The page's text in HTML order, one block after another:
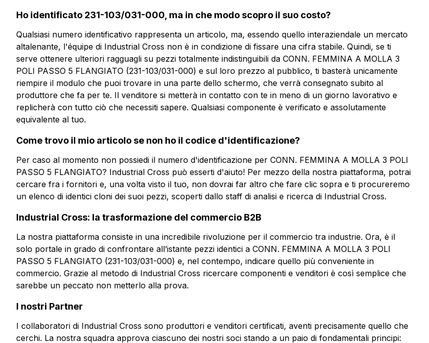
Consenso obbligatorio
Consenso profilazione
Scheda tecnica
Consenso obbligatorio
Consenso profilazione
Ho identificato 231-103/031-000, ma in che modo scopro il suo costo?
Qualsiasi numero identificativo rappresenta un articolo, ma, essendo quello interaziendale un mercato
altalenante, l'équipe di Industrial Cross non è in condizione di fissare una cifra stabile. Quindi, se ti
serve ottenere ulteriori ragguagli su pezzi totalmente indistinguibili da CONN. FEMMINA A MOLLA 3
POLI PASSO 5 FLANGIATO (231-103/031-000) e sul loro prezzo al pubblico, ti basterà unicamente
riempire il modulo che puoi trovare in una parte dello schermo, che verrà consegnato subito al
produttore che fa per te. Il venditore si metterà in contatto con te in meno di un giorno lavorativo e
replicherà con tutto ciò che necessiti sapere. Qualsiasi componente è verificato e assolutamente
equivalente al tuo.
Come trovo il mio articolo se non ho il codice d'identificazione?
Per caso al momento non possiedi il numero d'identificazione per CONN. FEMMINA A MOLLA 3 POLI
PASSO 5 FLANGIATO? Industrial Cross può esserti d'aiuto! Per mezzo della nostra piattaforma, potrai
cercare fra i fornitori e, una volta visto il tuo, non dovrai far altro che fare clic sopra e ti procureremo
un elenco di identici cloni dei suoi pezzi, scoperti dallo staff di analisi e ricerca di Industrial Cross.
Industrial Cross: la trasformazione del commercio B2B
La nostra piattaforma consiste in una incredibile rivoluzione per il commercio tra industrie. Ora, è il
solo portale in grado di confrontare all’istante pezzi identici a CONN. FEMMINA A MOLLA 3 POLI
PASSO 5 FLANGIATO (231-103/031-000) e, nel contempo, indicare quello più conveniente in
commercio. Grazie al metodo di Industrial Cross ricercare componenti e venditori è così semplice che
sarebbe un peccato non metterlo alla prova.
I nostri Partner
I collaboratori di Industrial Cross sono produttori e venditori certificati, aventi precisamente quello che
cerchi. La nostra squadra approva ciascuno dei nostri soci stando a un paio di fondamentali principi: